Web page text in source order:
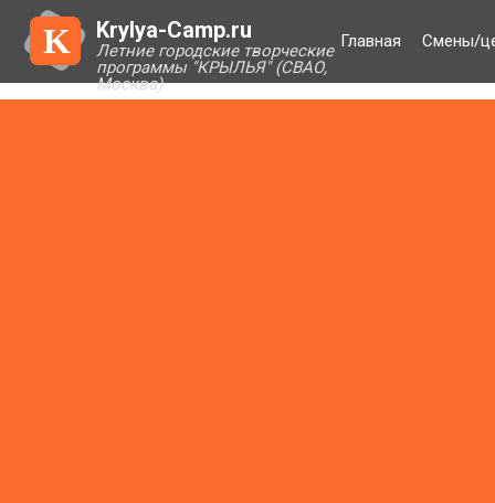
K Krylya-Camp.ru
Летние городские творческие
программы "КРЫЛЬЯ" (СВАО,
Москва)
Главная Смены/